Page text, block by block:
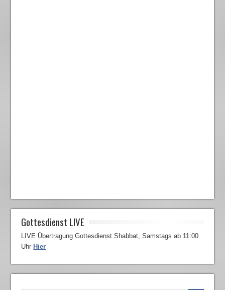
Gottesdienst LIVE
LIVE Übertragung Gottesdienst Shabbat, Samstags ab 11:00
Uhr Hier